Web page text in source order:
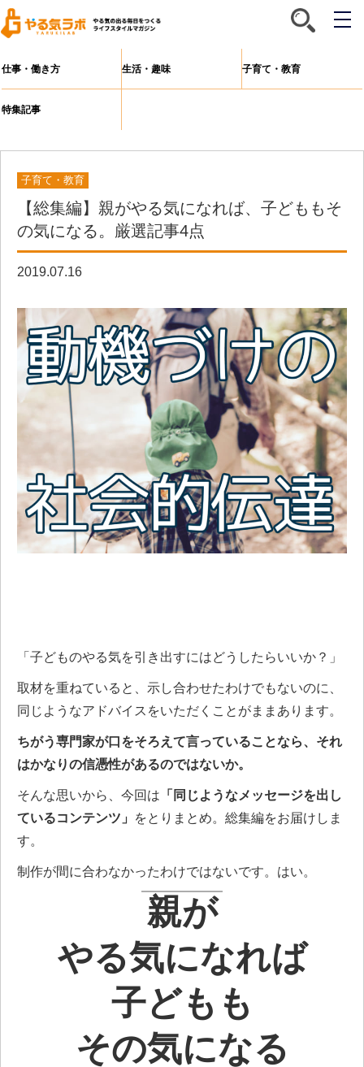
メ
仕事・働き方 生活・趣味 子育て・教育
特集記事
子育て・教育
【総集編】親がやる気になれば、子どももそ
の気になる。厳選記事4点
2019.07.16
「子どものやる気を引き出すにはどうしたらいいか？」
取材を重ねていると、示し合わせたわけでもないのに、
同じようなアドバイスをいただくことがままあります。
ちがう専門家が口をそろえて言っていることなら、それ
はかなりの信憑性があるのではないか。
そんな思いから、今回は 「同じようなメッセージを出し
ているコンテンツ」
をとりまとめ。総集編をお届けしま
す。
制作が間に合わなかったわけではないです。はい。
親が
やる気になれば
子どもも
その気になる